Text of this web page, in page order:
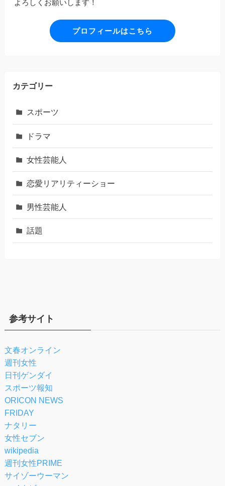
よろしくお願いします！
プロフィールはこちら
カテゴリー
スポーツ
ドラマ
女性芸能人
恋愛リアリティーショー
男性芸能人
話題
参考サイト
文春オンライン
週刊女性
日刊ゲンダイ
スポーツ報知
ORICON NEWS
FRIDAY
ナタリー
女性セブン
wikipedia
週刊女性PRIME
サイゾーウーマン